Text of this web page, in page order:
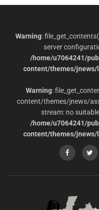
Warning:
server
/home/u7064241/
content/themes/
Warning:
content/themes/jnews/
stream: no
/home/u7064241/
content/themes/